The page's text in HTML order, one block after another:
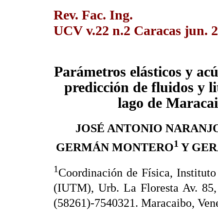
Rev. Fac. Ing.
UCV v.22 n.2 Caracas jun.
Parámetros elásticos y
predicción de fluidos y
lago de
JOSÉ ANTONIO
GERMÁN MONTERO1 Y
1Coordinación de Física,
(IUTM), Urb. La Floresta Av.
(58261)-7540321. Maracaibo,